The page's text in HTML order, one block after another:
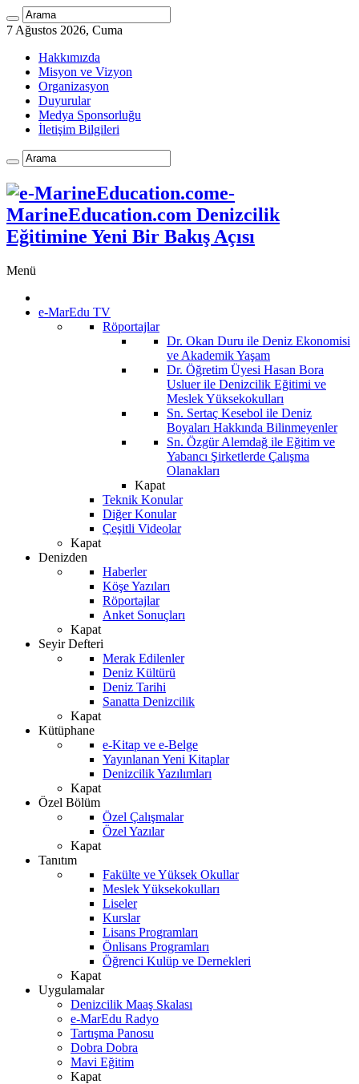
7 Ağustos 2026, Cuma
Hakkımızda
Misyon ve Vizyon
Organizasyon
Duyurular
Medya Sponsorluğu
İletişim Bilgileri
e-
MarineEducation.com Denizcilik
Eğitimine Yeni Bir Bakış Açısı
Menü
e-MarEdu TV
Röportajlar
Dr. Okan Duru ile Deniz Ekonomisi
ve Akademik Yaşam
Dr. Öğretim Üyesi Hasan Bora
Usluer ile Denizcilik Eğitimi ve
Meslek Yüksekokulları
Sn. Sertaç Kesebol ile Deniz
Boyaları Hakkında Bilinmeyenler
Sn. Özgür Alemdağ ile Eğitim ve
Yabancı Şirketlerde Çalışma
Olanakları
Kapat
Teknik Konular
Diğer Konular
Çeşitli Videolar
Kapat
Denizden
Haberler
Köşe Yazıları
Röportajlar
Anket Sonuçları
Kapat
Seyir Defteri
Merak Edilenler
Deniz Kültürü
Deniz Tarihi
Sanatta Denizcilik
Kapat
Kütüphane
e-Kitap ve e-Belge
Yayınlanan Yeni Kitaplar
Denizcilik Yazılımları
Kapat
Özel Bölüm
Özel Çalışmalar
Özel Yazılar
Kapat
Tanıtım
Fakülte ve Yüksek Okullar
Meslek Yüksekokulları
Liseler
Kurslar
Lisans Programları
Önlisans Programları
Öğrenci Kulüp ve Dernekleri
Kapat
Uygulamalar
Denizcilik Maaş Skalası
e-MarEdu Radyo
Tartışma Panosu
Dobra Dobra
Mavi Eğitim
Kapat